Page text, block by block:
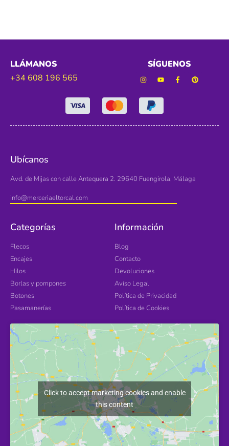
LLÁMANOS
+34 608 196 565
SÍGUENOS
Ubícanos
Avd. de Mijas con calle Antequera 2. 29640 Fuengirola, Málaga
info@merceriaeltorcal.com
Categorías
Flecos
Encajes
Hilos
Borlas y pompones
Botones
Pasamanerías
Información
Blog
Contacto
Devoluciones
Aviso Legal
Política de Privacidad
Política de Cookies
Click to accept marketing cookies and enable
this content